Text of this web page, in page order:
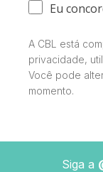
Eu
A CBL está
privacidade,
Você pode
momento.
Siga a